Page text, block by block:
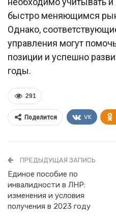
быстро меняющимся
Однако,
управления могут
позиции и успешно
годы.
291
Поделится VK
ПРЕДЫДУЩАЯ ЗАПИСЬ
Единое пособие по
инвалидности в ЛНР:
изменения и условия
получения в 2023 году